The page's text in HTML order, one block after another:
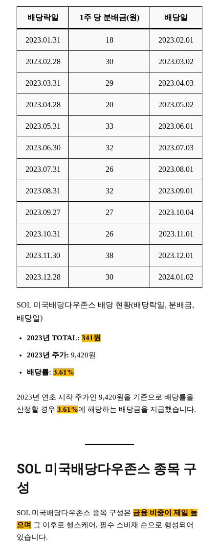
배당락일 1주 당 분배금(원) 배당일
2023.01.31 18 2023.02.01
2023.02.28 30 2023.03.02
2023.03.31 29 2023.04.03
2023.04.28 20 2023.05.02
2023.05.31 33 2023.06.01
2023.06.30 32 2023.07.03
2023.07.31 26 2023.08.01
2023.08.31 32 2023.09.01
2023.09.27 27 2023.10.04
2023.10.31 26 2023.11.01
2023.11.30 38 2023.12.01
2023.12.28 30 2024.01.02
SOL 미국배당다우존스 배당 현황(배당락일, 분배금,
배당일)
2023년 TOTAL: 341원
2023년 주가: 9,420원
배당률: 3.61%
2023년 연초 시작 주가인 9,420원을 기준으로 배당률을
산정할 경우 3.61%에 해당하는 배당금을 지급했습니다.
SOL 미국배당다우존스 종목 구
성
SOL 미국배당다우존스 종목 구성은 금융 비중이 제일 높
으며 그 이후로 헬스케어, 필수 소비재 순으로 형성되어
있습니다.